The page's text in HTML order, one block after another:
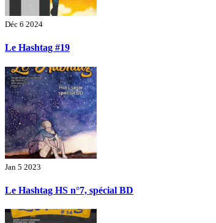
Déc 6 2024
Le Hashtag #19
Jan 5 2023
Le Hashtag HS n°7, spécial BD